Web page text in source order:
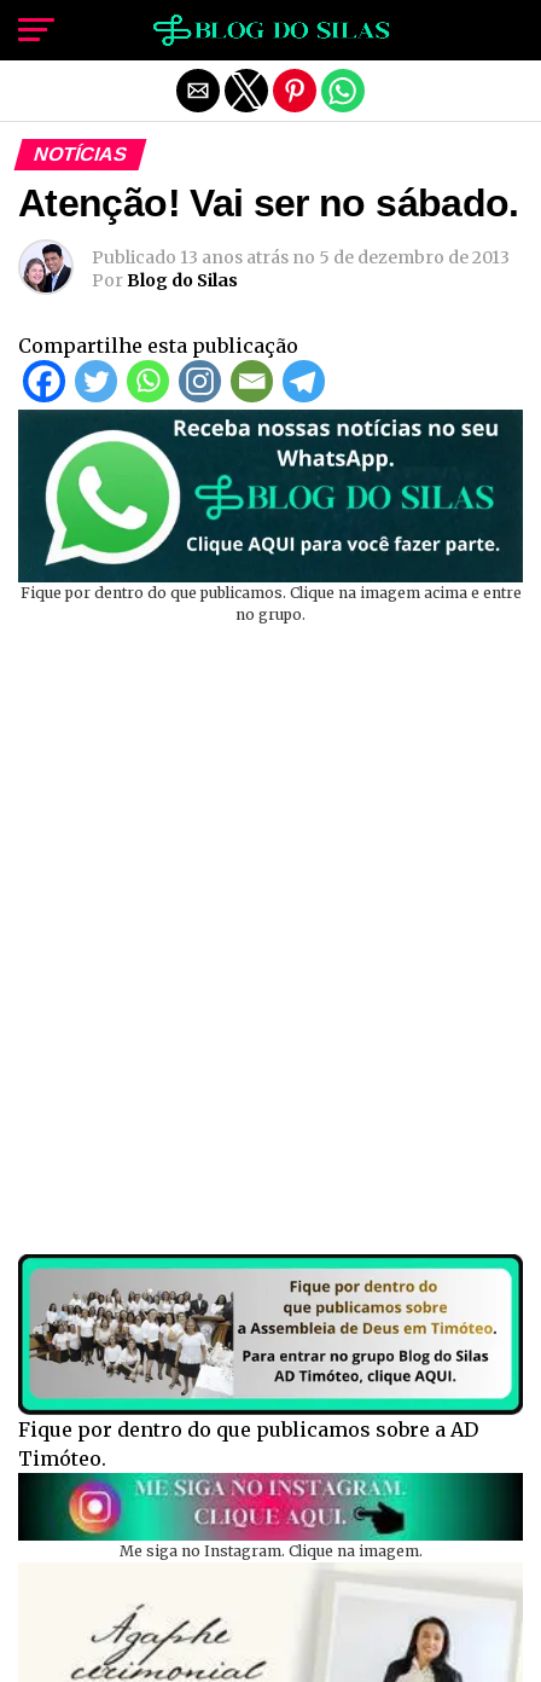
NOTÍCIAS
Atenção! Vai ser no sábado.
Publicado 13 anos atrás no 5 de dezembro de 2013
PorBlog do Silas
Compartilhe esta publicação
Fique por dentro do que publicamos. Clique na imagem acima e entre
no grupo.
Fique por dentro do que publicamos sobre a AD
Timóteo.
Me siga no Instagram. Clique na imagem.
Sair da versão mobile